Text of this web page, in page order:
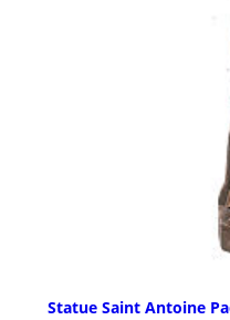
Statue Saint Antoine